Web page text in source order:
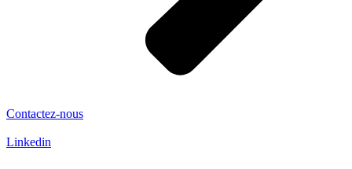
Contactez-nous
Linkedin